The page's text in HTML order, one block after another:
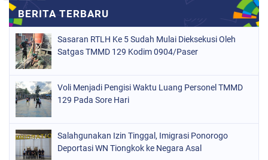
Sasaran RTLH Ke 5 Sudah Mulai Dieksekusi Oleh
Satgas TMMD 129 Kodim 0904/Paser
Voli Menjadi Pengisi Waktu Luang Personel TMMD
129 Pada Sore Hari
Salahgunakan Izin Tinggal, Imigrasi Ponorogo
Deportasi WN Tiongkok ke Negara Asal